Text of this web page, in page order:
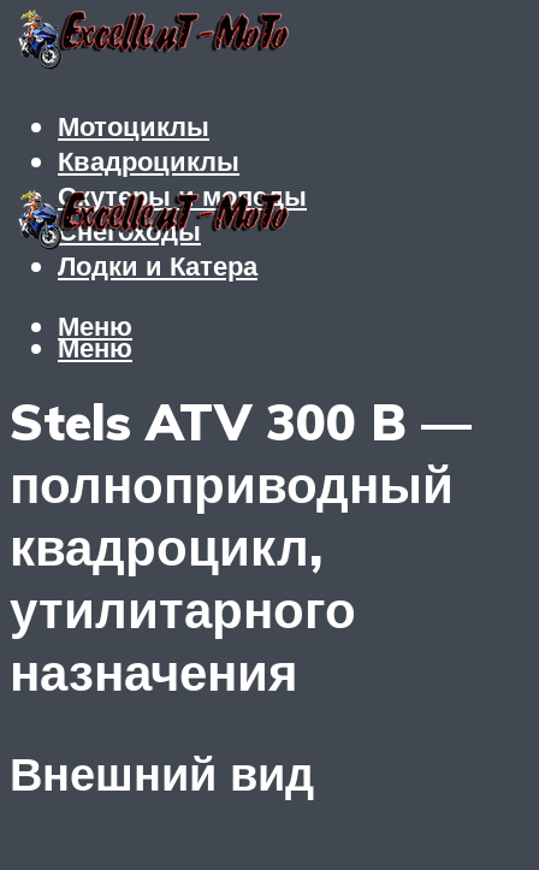
Мотоциклы
Квадроциклы
Скутеры и мопеды
Снегоходы
Лодки и Катера
Меню
Меню
Stels ATV 300 B —
полноприводный
квадроцикл,
утилитарного
назначения
Внешний вид